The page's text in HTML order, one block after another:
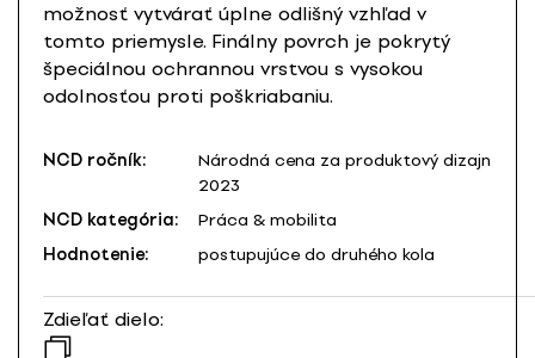
možnosť vytvárať úplne odlišný vzhľad v
tomto priemysle. Finálny povrch je pokrytý
špeciálnou ochrannou vrstvou s vysokou
odolnosťou proti poškriabaniu.
NCD ročník:
Národná cena za produktový dizajn
2023
NCD kategória:
Práca & mobilita
Hodnotenie:
postupujúce do druhého kola
Zdieľať dielo: